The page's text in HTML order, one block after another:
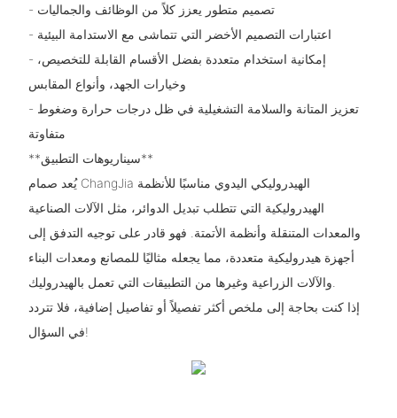
- تصميم متطور يعزز كلاً من الوظائف والجماليات
- اعتبارات التصميم الأخضر التي تتماشى مع الاستدامة البيئية
- إمكانية استخدام متعددة بفضل الأقسام القابلة للتخصيص،
وخيارات الجهد، وأنواع المقابس
- تعزيز المتانة والسلامة التشغيلية في ظل درجات حرارة وضغوط
متفاوتة
**سيناريوهات التطبيق**
يُعد صمام ChangJia الهيدروليكي اليدوي مناسبًا للأنظمة
الهيدروليكية التي تتطلب تبديل الدوائر، مثل الآلات الصناعية
والمعدات المتنقلة وأنظمة الأتمتة. فهو قادر على توجيه التدفق إلى
أجهزة هيدروليكية متعددة، مما يجعله مثاليًا للمصانع ومعدات البناء
إذا كنت بحاجة إلى ملخص أكثر تفصيلاً أو تفاصيل إضافية، فلا تتردد
في السؤال!